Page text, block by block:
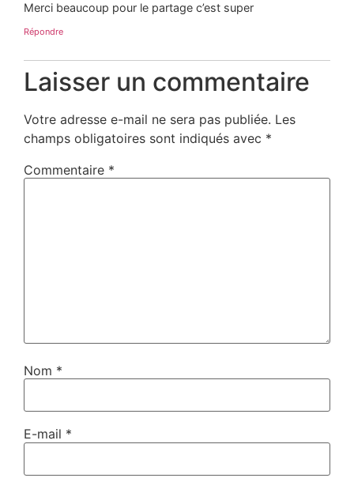
Merci beaucoup pour le partage c’est super
Répondre
Laisser un commentaire
Votre adresse e-mail ne sera pas publiée. Les
champs obligatoires sont indiqués avec *
Commentaire *
Nom *
E-mail *